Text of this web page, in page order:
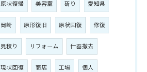
原状復帰 美容室 斫り 愛知県
岡崎 原形復旧 原状回復 修復
見積り リフォーム 什器撤去
現状回復 商店 工場 個人